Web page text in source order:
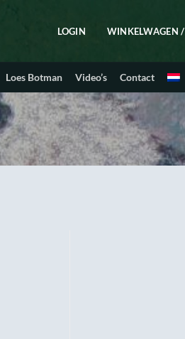
LOGIN WINKELWAGEN /
Loes Botman Video’s Contact